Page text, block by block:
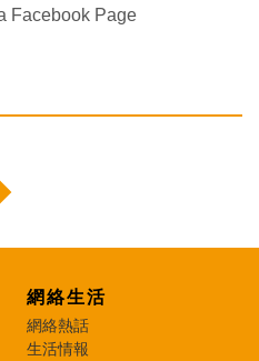
Facebook Page
網絡生活
網絡熱話
生活情報